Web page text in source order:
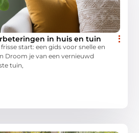
in huis en tuin
start: een gids voor snelle en
Droom je van een vernieuwd
tuin,